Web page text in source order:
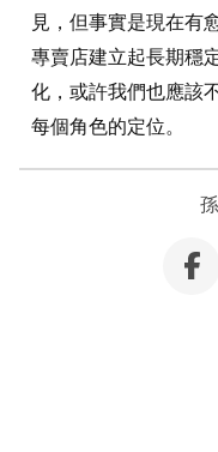
見，但事實是現在有
專賣店建立起長期穩
化，或許我們也應該
每個角色的定位。